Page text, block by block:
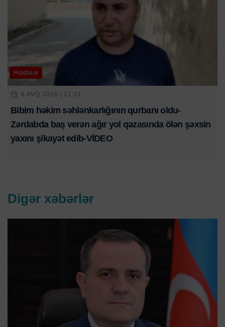
Hadisə
6 AVQ 2026 | 21:01
Bibim həkim səhlənkarlığının qurbanı oldu-
Zərdabda baş verən ağır yol qəzasında ölən şəxsin
yaxını şikayət edib-VİDEO
Digər xəbərlər